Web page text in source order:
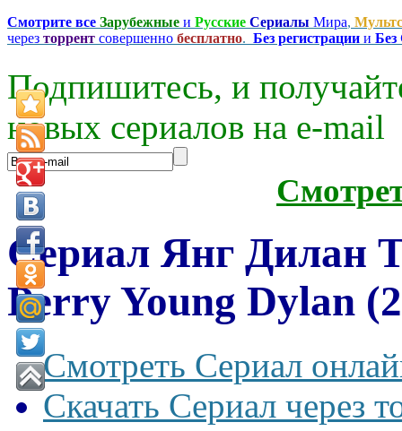
Смотрите все Зарубежные и Русские Сериалы Мира,
через торрент совершенно бесплатно. Без регистрации и
Подпишитесь, и
новых сериалов на e-mаil
Сериал Янг Дилан
Perry Young Dylan
Смотреть Сериал
Скачать Сериал через